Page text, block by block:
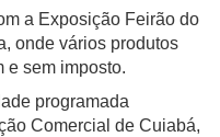
a Exposição Feirão do
onde vários produtos
e sem imposto.
programada
Comercial de Cuiabá,